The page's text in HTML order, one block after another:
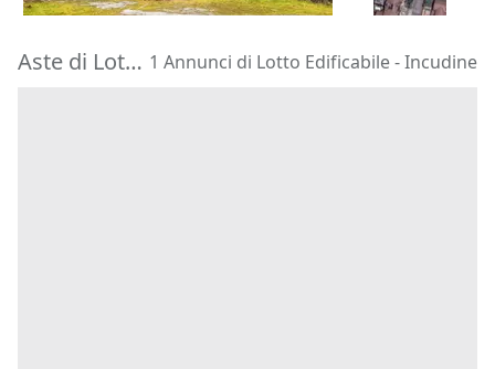
Aste di Lotto Edificabile Incudine 1 Annunci di Lotto Edificabile - Incudine